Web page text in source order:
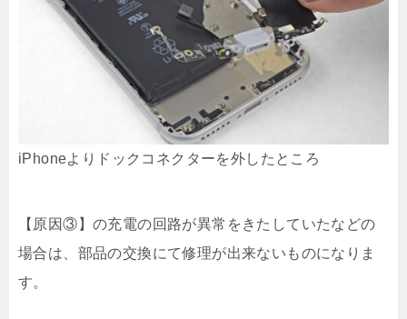
iPhoneよりドックコネクターを外したところ
【原因③】の充電の回路が異常をきたしていたなどの
場合は、部品の交換にて修理が出来ないものになりま
す。